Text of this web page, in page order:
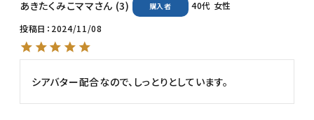
アルモニベルツ
ご利用ガイド等
あきたくみこママ 3 購入者 40代 女性
投稿日
2024/11/08
シアバター配合なので、しっとりとしています。